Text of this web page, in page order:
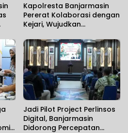
Kapolresta Banjarmasin
Pererat Kolaborasi dengan
Kejari, Wujudkan
Solid
Jadi Pilot Project Perlinsos
Digital, Banjarmasin
Didorong Percepatan